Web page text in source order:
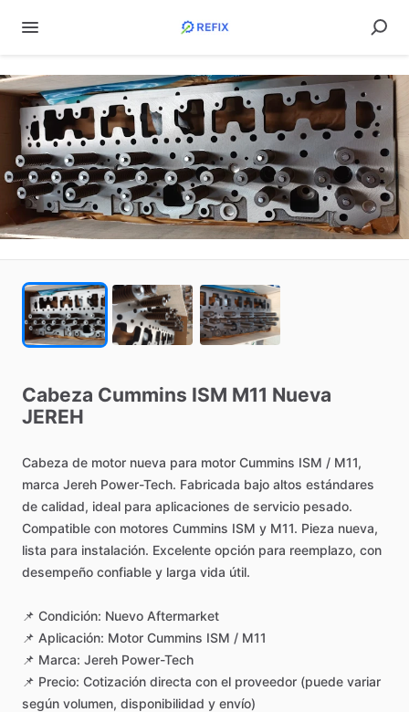
Cabeza Cummins ISM M11 Nueva
JEREH
Cabeza de motor nueva para motor Cummins ISM ​/​ M11,
marca Jereh Power-Tech. Fabricada bajo altos estándares
de calidad, ideal para aplicaciones de servicio pesado.
Compatible con motores Cummins ISM y M11. Pieza nueva,
lista para instalación. Excelente opción para reemplazo, con
desempeño confiable y larga vida útil.
📌 Condición: Nuevo Aftermarket
📌 Aplicación: Motor Cummins ISM ​/​ M11
📌 Marca: Jereh Power-Tech
📌 Precio: Cotización directa con el proveedor (puede variar
según volumen, disponibilidad y envío)